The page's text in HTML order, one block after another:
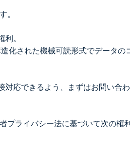
。
。
プライバシー法に基づいて次の権